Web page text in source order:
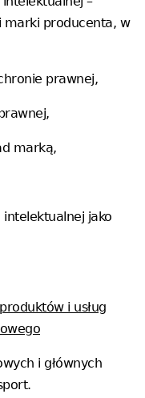
marki producenta, w
prawnej,
marką,
intelektualnej jako
i usług
i głównych